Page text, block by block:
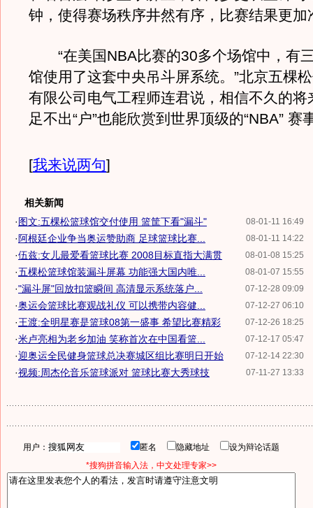
钟，使得赛场秩序井然有序，比赛结果更加
“在美国NBA比赛的30多个场馆中，有
馆使用了这套中央吊斗屏系统。”北京五棵
有限公司电气工程师连君说，相信不久的将
足不出“户”也能欣赏到世界顶级的“NBA” 赛
[我来说两句]
相关新闻
08-01-11 16:49
·图文:五棵松篮球馆交付使用 篮筐下看"漏斗"
08-01-11 14:22
· 阿根廷企业争当奥运赞助商 足球篮球比赛...
08-01-08 15:25
·伍兹:女儿最爱看篮球比赛 2008目标直指大满贯
08-01-07 15:55
·五棵松篮球馆装漏斗屏幕 功能强大国内唯...
07-12-28 09:09
·"漏斗屏"回放扣篮瞬间 高清显示系统落户...
07-12-27 06:10
·奥运会篮球比赛观战礼仪 可以携带内容健...
07-12-26 18:25
·王渡:全明星赛是篮球08第一盛事 希望比赛精彩
07-12-17 05:47
·米卢亮相为老乡加油 笑称首次在中国看篮...
07-12-14 22:30
·迎奥运全民健身篮球总决赛城区组比赛明日开始
07-11-27 13:33
·视频:周杰伦音乐篮球派对 篮球比赛大秀球技
用户： 匿名 隐藏地址
设为辩论话题
*搜狗拼音输入法，中文处理专家>>